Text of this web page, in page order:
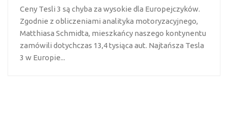
Ceny Tesli 3 są chyba za wysokie dla Europejczyków.
Zgodnie z obliczeniami analityka motoryzacyjnego,
Matthiasa Schmidta, mieszkańcy naszego kontynentu
zamówili dotychczas 13,4 tysiąca aut. Najtańsza Tesla
3 w Europie...